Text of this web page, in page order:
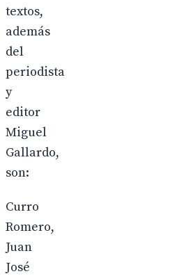
textos,
además
del
periodista
y
editor
Miguel
Gallardo,
son:
Curro
Romero,
Juan
José